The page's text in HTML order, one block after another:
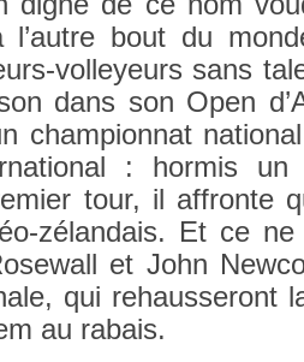
bout du
volleyeurs sans
dans son Open
cham­pion­nat
: hor­mis un
tour, il affron­te
zélandais. Et ce
et John
qui re­haus­seront
au rabais.